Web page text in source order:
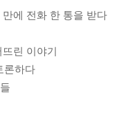
에 전화 한 통을 받다
린 이야기
론하다